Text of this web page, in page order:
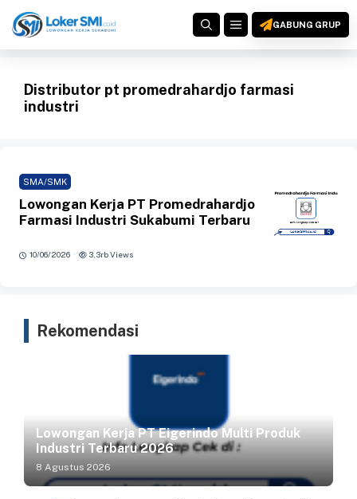
ke
MENUGABUNG GRUP
Distributor pt promedrahardjo farmasi
industri
SMA/SMK
Lowongan Kerja PT Promedrahardjo
Farmasi Industri Sukabumi Terbaru
10/06/2026 · 3,3rb Views
Rekomendasi
Lowongan Kerja PT Eigerindo Multi Produk
Industri Terbaru 2026
8 Agustus 2026